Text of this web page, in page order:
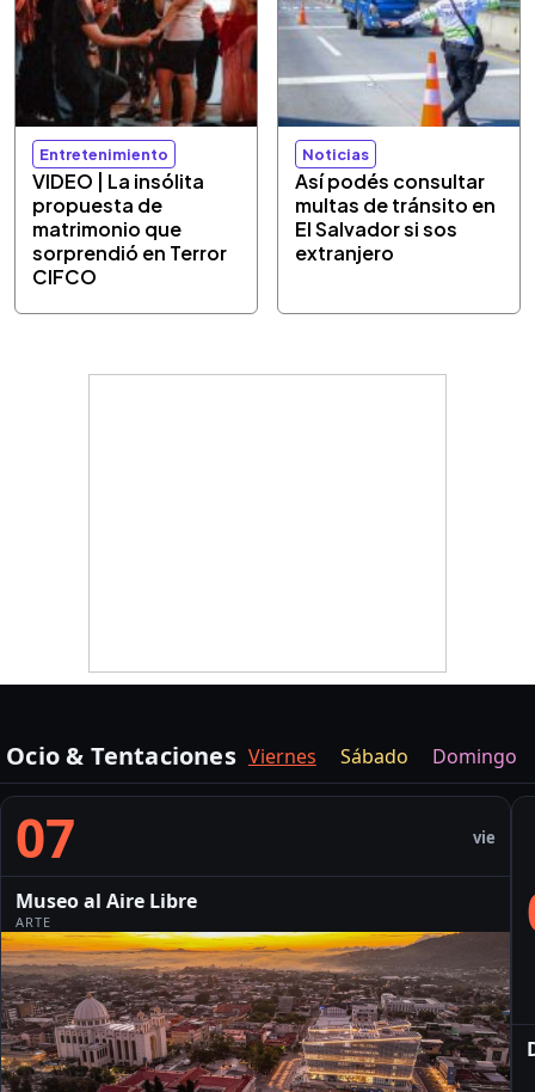
Entretenimiento
VIDEO | La insólita
propuesta de
matrimonio que
sorprendió en Terror
CIFCO
Noticias
Así podés consultar
multas de tránsito en
El Salvador si sos
extranjero